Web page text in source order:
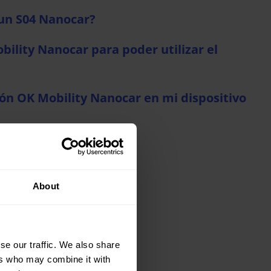
About
our traffic. We also share
who may combine it with
S04 Nanocar?
Nanocar para poder utilizar el
OK Mobility Nanocar en mi dispositivo